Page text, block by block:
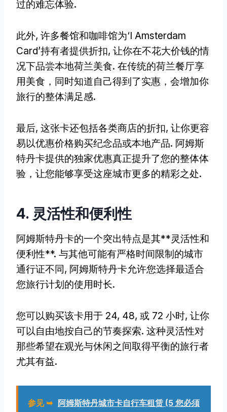
过的难忘体验.
此外, 许多餐馆和咖啡馆为‘I Amsterdam
Card’持有者提供折扣, 让你在不花大价钱的情
况下品尝本地荷兰美食. 在传统的荷兰餐厅享
用美食，同时知道自己得到了实惠，会增加你
旅行的整体满足感.
最后, 这张卡还包括各类商店的折扣, 让你更容
易以优惠价格购买纪念品或本地产品. 阿姆斯
特丹卡提供的独家优惠真正提升了您的整体体
验，让您能够享受这座城市更多的精彩之处.
4. 灵活性和便利性
阿姆斯特丹卡的一个突出特点是其**灵活性和
便利性**. 与其他可能有严格时间限制的城市
通行证不同, 阿姆斯特丹卡允许您选择最适合
您旅行计划的使用时长.
您可以购买该卡用于 24, 48, 或 72 小时, 让你
可以自由地按自己的节奏探索. 这种灵活性对
那些希望在观光与休闲之间取得平衡的旅行者
尤其有益.
参见 ➥ 阿姆斯特丹城市卡自行车租赁 (5 您必须